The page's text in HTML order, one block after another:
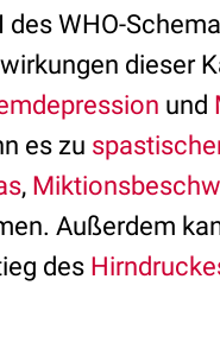
WHO-
dieser
und
es zu
,
Außerdem
des